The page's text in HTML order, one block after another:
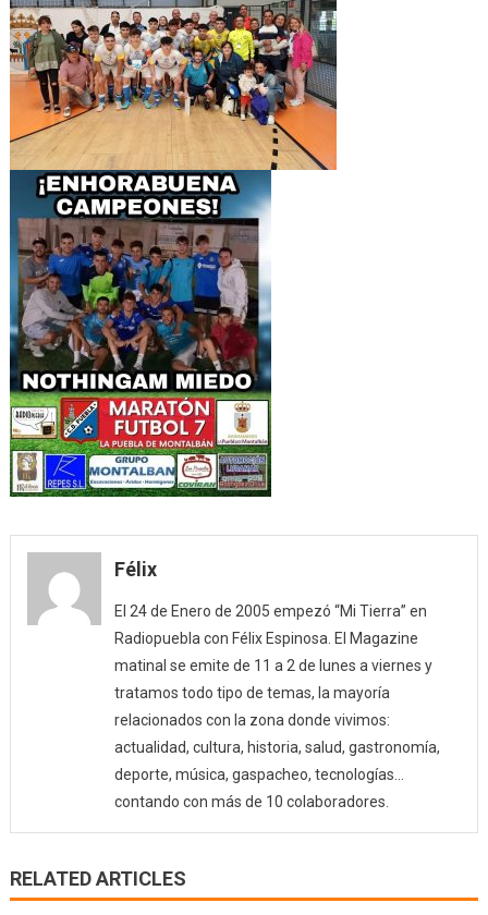
Félix
El 24 de Enero de 2005 empezó “Mi Tierra” en
Radiopuebla con Félix Espinosa. El Magazine
matinal se emite de 11 a 2 de lunes a viernes y
tratamos todo tipo de temas, la mayoría
relacionados con la zona donde vivimos:
actualidad, cultura, historia, salud, gastronomía,
deporte, música, gaspacheo, tecnologías…
contando con más de 10 colaboradores.
RELATED ARTICLES